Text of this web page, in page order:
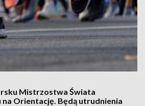
Mistrzostwa Świata
Orientację. Będą utrudnienia